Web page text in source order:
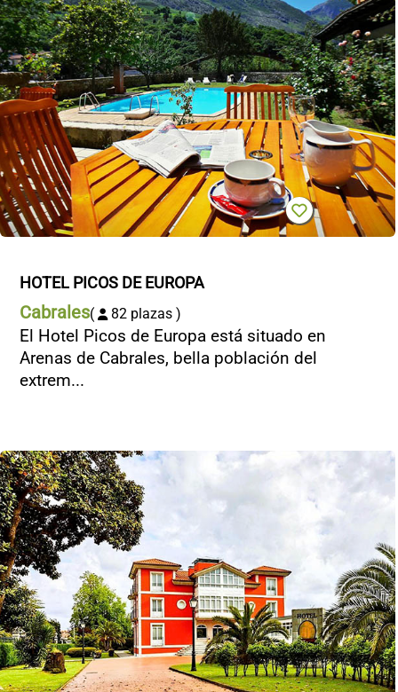
HOTEL PICOS DE EUROPA
Cabrales( 82 plazas )
El Hotel Picos de Europa está situado en
Arenas de Cabrales, bella población del
extrem...